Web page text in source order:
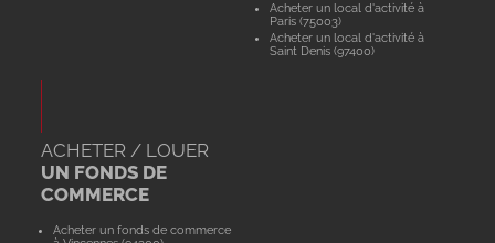
Acheter un local d'activité à
Paris (75003)
Acheter un local d'activité à
Saint Denis (97400)
ACHETER / LOUER
UN FONDS DE
COMMERCE
Acheter un fonds de commerce